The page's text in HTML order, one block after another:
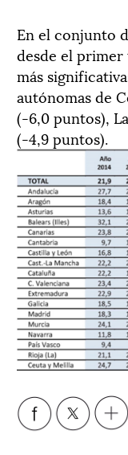
En el conjunto
desde el primer
más
autónomas de
(-6,0 puntos),
(-4,9 puntos).